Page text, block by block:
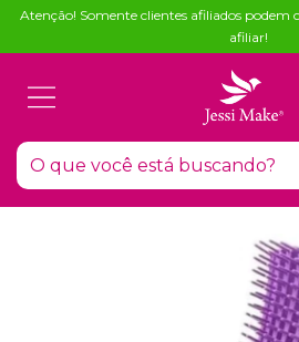
Atenção! Somente clientes afiliados podem
afiliar!